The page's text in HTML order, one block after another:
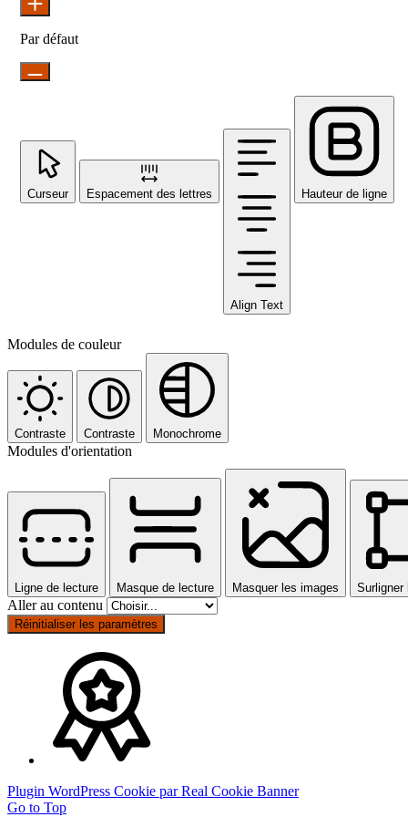
Par défaut
Curseur Espacement des lettres
Align Text
Hauteur de ligne
Modules de couleur
Contraste Contraste Monochrome
Modules d'orientation
Ligne de lecture Masque de lecture Masquer les images Surligner
Aller au contenu
Réinitialiser les paramètres
Plugin WordPress Cookie par Real Cookie Banner
Go to Top